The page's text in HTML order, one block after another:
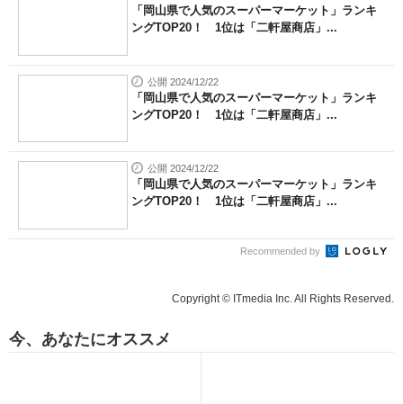
「岡山県で人気のスーパーマーケット」ランキ
ングTOP20！ 1位は「二軒屋商店」...
公開 2024/12/22
「岡山県で人気のスーパーマーケット」ランキ
ングTOP20！ 1位は「二軒屋商店」...
公開 2024/12/22
「岡山県で人気のスーパーマーケット」ランキ
ングTOP20！ 1位は「二軒屋商店」...
Recommended by
Copyright © ITmedia Inc. All Rights Reserved.
今、あなたにオススメ